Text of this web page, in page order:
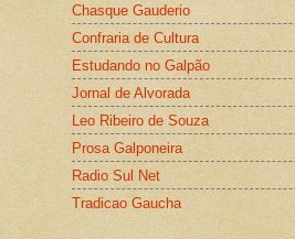
Chasque Gauderio
Confraria de Cultura
Estudando no Galpão
Jornal de Alvorada
Leo Ribeiro de Souza
Prosa Galponeira
Radio Sul Net
Tradicao Gaucha